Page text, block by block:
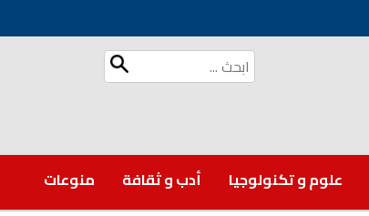
علوم و تكنولوجيا أدب و ثقافة منوعات